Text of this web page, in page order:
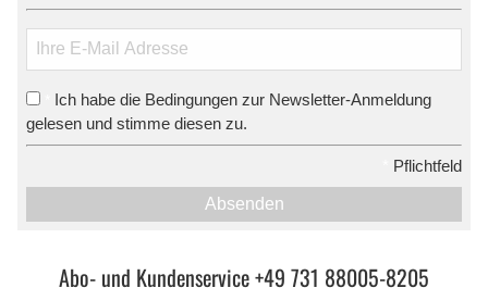
Ich habe die Bedingungen zur Newsletter-Anmeldung
gelesen und stimme diesen zu.
Pflichtfeld
Absenden
Abo- und Kundenservice +49 731 88005-8205